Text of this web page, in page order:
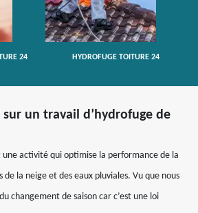
24 HYDROFUGE TOITURE 24
un travail d’hydrofuge de
une activité qui optimise la performance de la
la neige et des eaux pluviales. Vu que nous
changement de saison car c’est une loi